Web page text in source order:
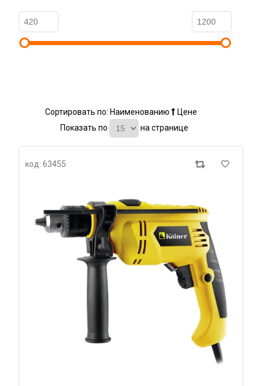
Сортировать по: Наименованию
Цене
Показать по
на странице
код: 63455